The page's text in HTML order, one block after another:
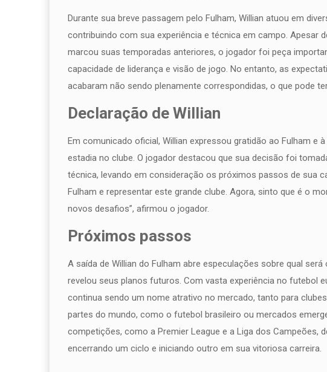
Durante sua breve passagem pelo Fulham, Willian atuou em
contribuindo com sua experiência e técnica em campo. Apesar
marcou suas temporadas anteriores, o jogador foi peça
capacidade de liderança e visão de jogo. No entanto, as
acabaram não sendo plenamente correspondidas, o que pode
Declaração de Willian
Em comunicado oficial, Willian expressou gratidão ao Fulham e
estadia no clube. O jogador destacou que sua decisão foi
técnica, levando em consideração os próximos passos de sua
Fulham e representar este grande clube. Agora, sinto que é o
novos desafios”, afirmou o jogador.
Próximos passos
A saída de Willian do Fulham abre especulações sobre qual
revelou seus planos futuros. Com vasta experiência no futebol
continua sendo um nome atrativo no mercado, tanto para
partes do mundo, como o futebol brasileiro ou mercados
competições, como a Premier League e a Liga dos Campeões,
encerrando um ciclo e iniciando outro em sua vitoriosa carreira.